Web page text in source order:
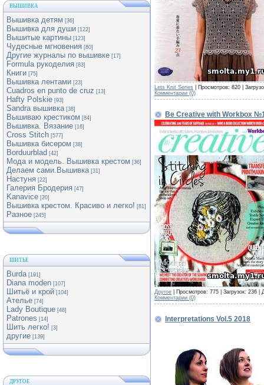
ВЫШИВКА
Вышивка детям [36]
Вышивка для души [122]
Вышитые картины [123]
Чудесные мгновения [80]
Другие журналы по вышивке [17]
Formula рукоделия [83]
Книги [75]
Вышивка лентами [23]
Cuadros en punto de cruz [13]
Hafty Polskie [93]
Sandra вышивка [38]
Вышиваю крестиком [84]
Вышивка. Вязание [16]
Cross Stitch [577]
Вышивка бисером [38]
Borduurblad [42]
Мода и модель. Вышивка крестом [36]
Делаем сами.Вышивка [31]
Настуня [22]
Галерия Бродерия [47]
Kanavice [20]
Вышивка крестом. Красиво и легко! [81]
Разное [245]
ШИТЬЕ
Burda [191]
Diana moden [107]
Шитьё и крой [104]
Ателье [74]
Lady Boutique [48]
Patrones [14]
Шить легко! [3]
другие [139]
ДРУГОЕ
Lets Knit Series | Просмотров: 820 |
Комментарии (0)
Be Creative with Workbox
Другое | Просмотров: 775 | Загрузок: 236 |
Комментарии (0)
Interpretations Vol.5 2018